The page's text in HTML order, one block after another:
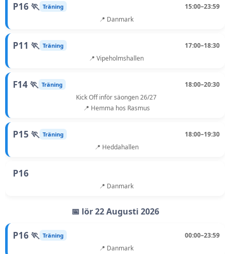
P16 🏃 Träning
15:00–23:59
📍 Danmark
P11 🏃 Träning
17:00–18:30
📍 Vipeholmshallen
F14 🏃 Träning
18:00–20:30
Kick Off inför säongen 26/27
📍 Hemma hos Rasmus
P15 🏃 Träning
18:00–19:30
📍 Heddahallen
P16
📍 Danmark
📅 lör 22 Augusti 2026
P16 🏃 Träning
00:00–23:59
📍 Danmark